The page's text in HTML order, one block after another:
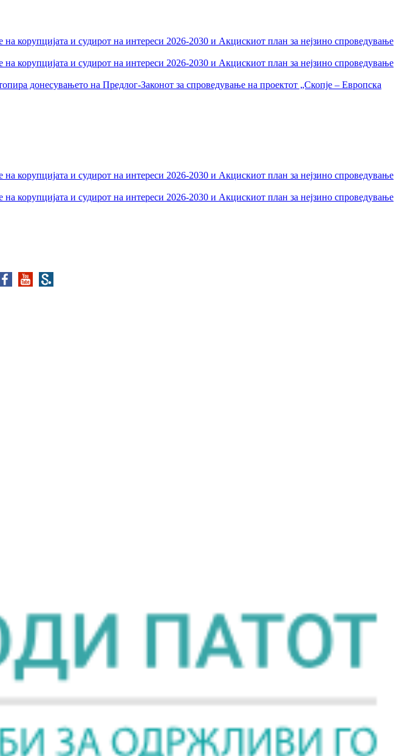
корупцијата и судирот на интереси 2026-2030 и Акцискиот план за нејзино спроведување
корупцијата и судирот на интереси 2026-2030 и Акцискиот план за нејзино спроведување
донесувањето на Предлог-Законот за спроведување на проектот „Скопје – Европска
корупцијата и судирот на интереси 2026-2030 и Акцискиот план за нејзино спроведување
корупцијата и судирот на интереси 2026-2030 и Акцискиот план за нејзино спроведување